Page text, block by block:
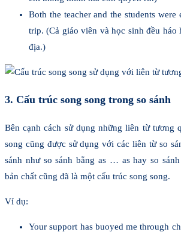
Both the teacher and the students
trip. (Cả giáo viên và học sinh đều háo
địa.)
3. Cấu trúc song song trong so sánh
Bên cạnh cách sử dụng những liên từ tương
song cũng được sử dụng với các liên từ so
sánh như so sánh bằng as … as hay so
bản chất cũng đã là một cấu trúc song song.
Ví dụ:
Your support has buoyed me through